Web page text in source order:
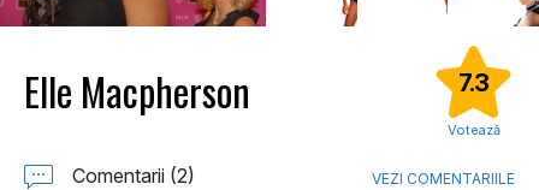
Elle Macpherson 7.3
Votează
Comentarii (2) VEZI COMENTARIILE